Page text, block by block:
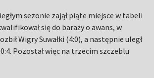
sezonie zajął piąte miejsce w tabeli
się do baraży o awans, w
Wigry Suwałki (4:0), a następnie uległ
Pozostał więc na trzecim szczeblu